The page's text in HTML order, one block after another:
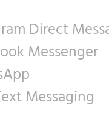
Direct
Messenger
Messaging